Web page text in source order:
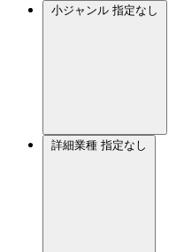
小ジャンル 指定なし
詳細業種 指定なし